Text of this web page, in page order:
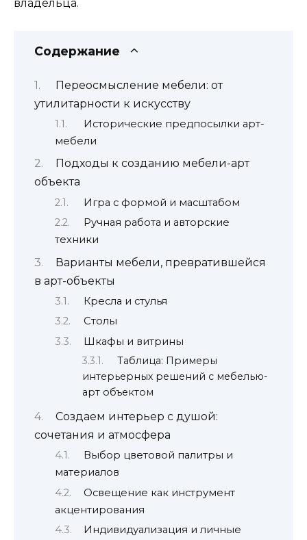
владельца.
Содержание
Переосмысление мебели: от
утилитарности к искусству
Исторические предпосылки арт-
мебели
Подходы к созданию мебели-арт
объекта
Игра с формой и масштабом
Ручная работа и авторские
техники
Варианты мебели, превратившейся
в арт-объекты
Кресла и стулья
Столы
Шкафы и витрины
Таблица: Примеры
интерьерных решений с мебелью-
арт объектом
Создаем интерьер с душой:
сочетания и атмосфера
Выбор цветовой палитры и
материалов
Освещение как инструмент
акцентирования
Индивидуализация и личные